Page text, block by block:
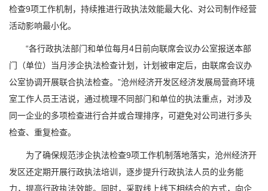
检查9项工作机制，持续推进行政执法效能最大化、对公司制作经营
活动影响最小化。
“各行政执法部门和单位每月4日前向联席会议办公室报送本部
门（单位）当月涉企执法检查计划，计划被审定后，由联席会议办
公室协调开展联合执法检查。”沧州经济开发区经济发展局营商环境
室工作人员王洁说，通过梳理不同部门和单位的执法重点，对涉及
同一企业的多项检查进行合并或合理排序，可避免对公司进行多头
检查、重复检查。
为了确保规范涉企执法检查9项工作机制落地落实，沧州经济开
发区还定期开展行政执法培训，逐步提升行政执法人员的业务能
力，提高行政执法效能。同时，采取线上线下相结合的方式，向企